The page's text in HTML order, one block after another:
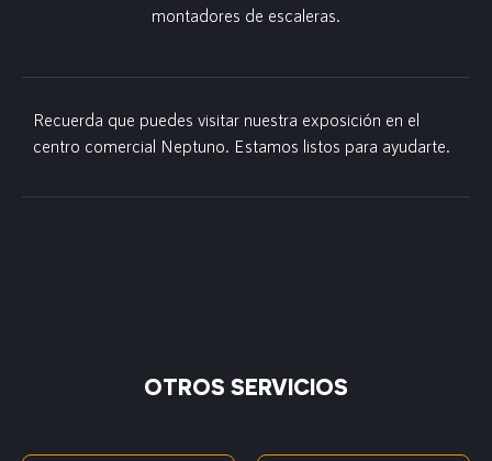
montadores de escaleras.
Recuerda que puedes visitar nuestra exposición en el
centro comercial Neptuno. Estamos listos para ayudarte.
OTROS SERVICIOS